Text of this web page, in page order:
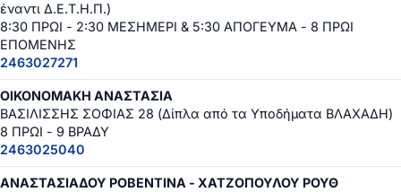
έναντι Δ.Ε.Τ.Η.Π.)
8:30 ΠΡΩΙ - 2:30 ΜΕΣΗΜΕΡΙ & 5:30 ΑΠΟΓΕΥΜΑ - 8 ΠΡΩΙ
ΕΠΟΜΕΝΗΣ
2463027271
ΟΙΚΟΝΟΜΑΚΗ ΑΝΑΣΤΑΣΙΑ
ΒΑΣΙΛΙΣΣΗΣ ΣΟΦΙΑΣ 28 (Δίπλα από τα Υποδήματα ΒΛΑΧΑΔΗ)
8 ΠΡΩΙ - 9 ΒΡΑΔΥ
2463025040
ΑΝΑΣΤΑΣΙΑΔΟΥ ΡΟΒΕΝΤΙΝΑ - ΧΑΤΖΟΠΟΥΛΟΥ ΡΟΥΘ